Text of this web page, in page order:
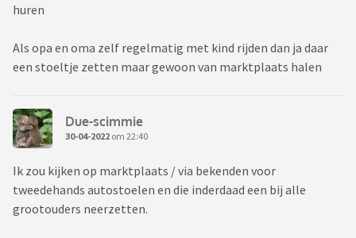
huren
Als opa en oma zelf regelmatig met kind rijden dan ja daar
een stoeltje zetten maar gewoon van marktplaats halen
Due-scimmie
30-04-2022 om 22:40
Ik zou kijken op marktplaats / via bekenden voor
tweedehands autostoelen en die inderdaad een bij alle
grootouders neerzetten.